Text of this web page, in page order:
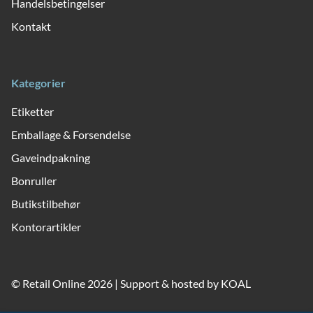
Handelsbetingelser
Kontakt
Kategorier
Etiketter
Emballage & Forsendelse
Gaveindpakning
Bonruller
Butikstilbehør
Kontorartikler
© Retail Online 2026 | Support & hosted by KOAL